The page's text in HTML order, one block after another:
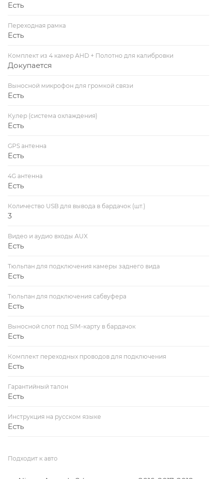
Есть
Переходная рамка
Есть
Комплект из 4 камер AHD + Полотно для калибровки
Докупается
Выносной микрофон для громкой связи
Есть
Кулер (система охлаждения)
Есть
GPS антенна
Есть
4G антенна
Есть
Количество USB для вывода в бардачок (шт.)
3
Видео и аудио входы AUX
Есть
Тюльпан для подключения камеры заднего вида
Есть
Тюльпан для подключения сабвуфера
Есть
Выносной слот под SIM-карту в бардачок
Есть
Комплект переходных проводов для подключения
Есть
Гарантийный талон
Есть
Инструкция на русском языке
Есть
Подходит к авто